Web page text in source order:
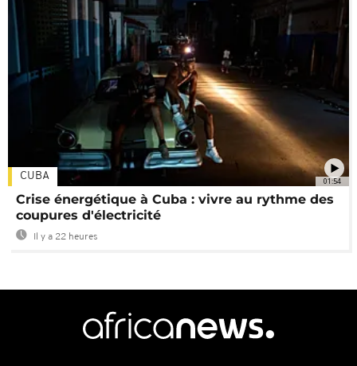
01:54
CUBA
Crise énergétique à Cuba : vivre au rythme des
coupures d'électricité
Il y a 22 heures